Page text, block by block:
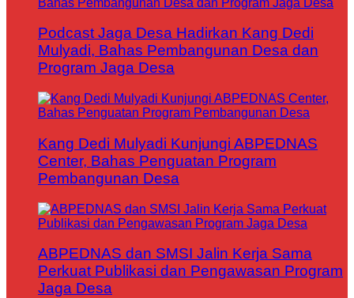
Podcast Jaga Desa Hadirkan Kang Dedi
Mulyadi, Bahas Pembangunan Desa dan
Program Jaga Desa
Kang Dedi Mulyadi Kunjungi ABPEDNAS
Center, Bahas Penguatan Program
Pembangunan Desa
ABPEDNAS dan SMSI Jalin Kerja Sama
Perkuat Publikasi dan Pengawasan Program
Jaga Desa